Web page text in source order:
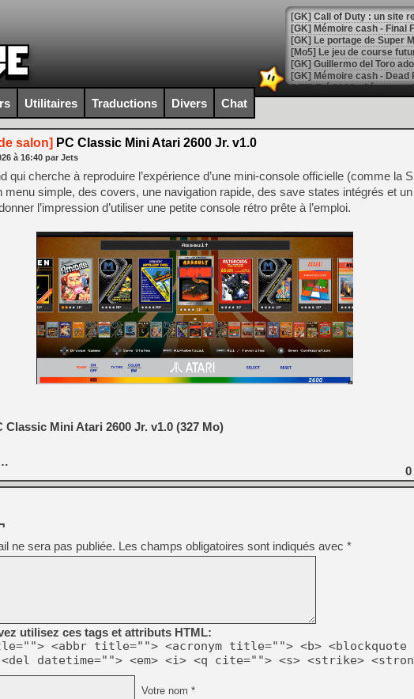
[GK] Le portage de Super
[Mo5] Le jeu de course
[GK] Guillermo del Toro
[LTF] Eté 2026 - Séquence
[GK] Mistfall Hunter :
[GK] Wo Long 2 évolue
[GK] Crossfire : un TPS à
[LS] [PS5] Premiers
[Mo5] DOOM arrive en
[GK] Bethesda fête les 30
[GK] Roblox : l'action en
[GK] Agenda - GeForce
[GK] Devolver Digital en a
[LS] [PS5] ps5-y2jb-
[GK] Pourquoi Marvel
[GK] GTA 6 : Rockstar
[GK] Hot Wheels Infinite
[GK] Mémoire cash -
[GK] Résultats Nintendo :
[GK] Déjà des
[Mo5] Brickboy cherche à
[GK] Minecraft et ses «
[GK] Beast of
[GK] Ubisoft : fin de partie
[GK] Mémoire cash -
[GK] Dan Houser (GTA)
[GK] Comment EA Sports
[GK] Crimson Moon : un
[GK] Isle of Reveries : le
Utilitaires Traductions Divers Chat
salon] PC Classic Mini Atari 2600 Jr. v1.0
à 16:40 par Jets
qui cherche à reproduire l’expérience d’une mini‑console officielle (comme la
menu simple, des covers, une navigation rapide, des save states intégrés et
l’impression d’utiliser une petite console rétro prête à l’emploi.
Classic Mini Atari 2600 Jr. v1.0 (327 Mo)
0
ne sera pas publiée. Les champs obligatoires sont indiqués avec *
utilisez ces tags et attributs HTML:
<abbr title=""> <acronym title=""> <b> <blockquote
datetime=""> <em> <i> <q cite=""> <s> <strike>
Votre nom *